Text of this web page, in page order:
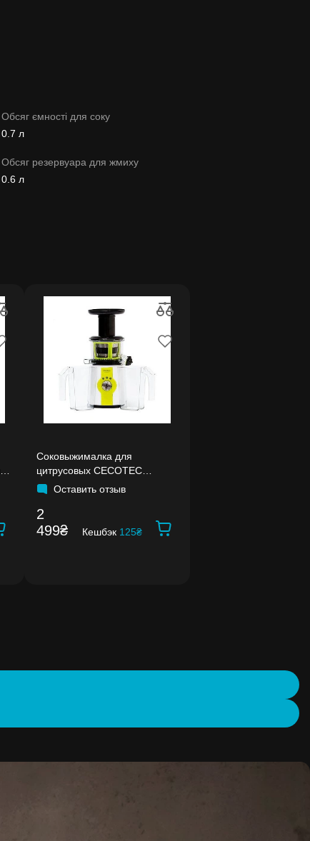
Обсяг ємності для соку
0.7 л
Обсяг резервуара для жмиху
0.6 л
Соковыжималка для
цитрусовых CECOTEC
Cecojuicer
Оставить отзыв
2
499₴
Кешбэк 125₴